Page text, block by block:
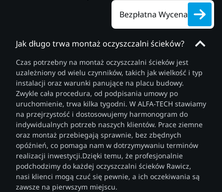
Jak długo trwa montaż oczyszczalni ścieków?
Czas potrzebny na montaż oczyszczalni ścieków jest
uzależniony od wielu czynników, takich jak wielkość i typ
instalacji oraz warunki panujące na placu budowy.
Zwykle cała procedura, od podpisania umowy po
uruchomienie, trwa kilka tygodni. W ALFA-TECH stawiamy
na przejrzystość i dostosowujemy harmonogram do
indywidualnych potrzeb naszych klientów. Prace ziemne
oraz montaż przebiegają sprawnie, bez zbędnych
opóźnień, co pomaga nam w dotrzymywaniu terminów
realizacji inwestycji.Dzięki temu, że profesjonalnie
podchodzimy do każdej oczyszczalni ścieków Rawicz,
nasi klienci mogą czuć się pewnie, a ich oczekiwania są
zawsze na pierwszym miejscu.
Bezpłatna Wycena